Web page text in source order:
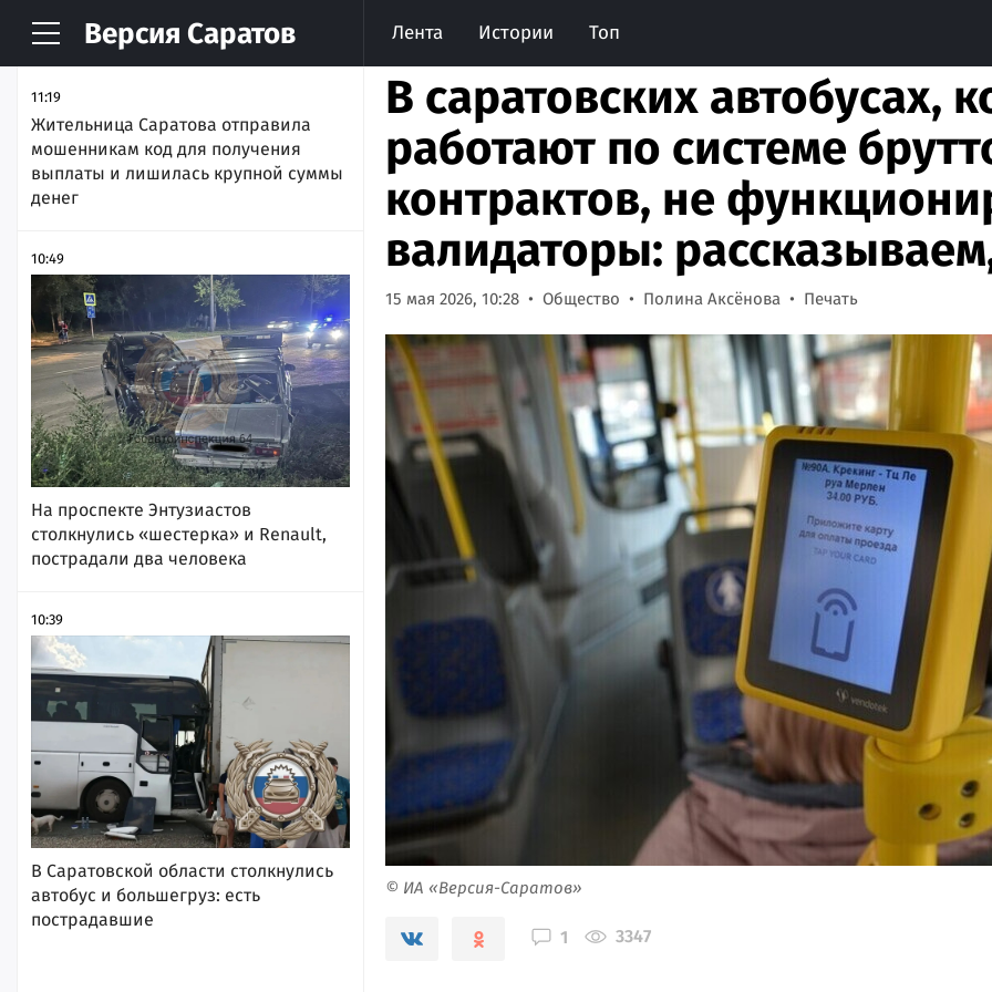
Версия Саратов Лента Истории Топ
НОВОСТИ АРХИВ
11:19
Жительница Саратова отправила
мошенникам код для получения
выплаты и лишилась крупной суммы
денег
10:49
На проспекте Энтузиастов
столкнулись «шестерка» и Renault,
пострадали два человека
10:39
В Саратовской области столкнулись
автобус и большегруз: есть
пострадавшие
В саратовских автобусах,
работают по системе
контрактов, не
валидаторы:
15 мая 2026, 10:28 Общество Полина Аксёнова Печать
© ИА «Версия-Саратов»
1 3347